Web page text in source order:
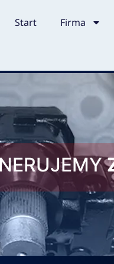
Start Firma